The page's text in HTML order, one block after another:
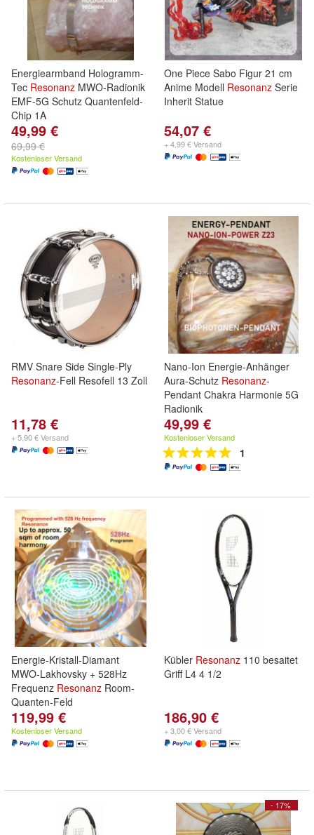
Energiearmband Hologramm-
Tec Resonanz MWO-Radionik
EMF-5G Schutz Quantenfeld-
Chip 1A
49,99 €
69,99 €
Kostenloser Versand
One Piece Sabo Figur 21 cm
Anime Modell Resonanz Serie
Inherit Statue
54,07 €
+ 4,99 € Versand
RMV Snare Side Single-Ply
Resonanz-Fell Resofell 13 Zoll
11,78 €
+ 5,90 € Versand
Nano-Ion Energie-Anhänger
Aura-Schutz Resonanz-
Pendant Chakra Harmonie 5G
Radionik
49,99 €
Kostenloser Versand
1
Energie-Kristall-Diamant
MWO-Lakhovsky + 528Hz
Frequenz Resonanz Room-
Quanten-Feld
119,99 €
Kostenloser Versand
Kübler Resonanz 110 besaitet
Griff L4 4 1/2
186,90 €
+ 3,00 € Versand
- 17%